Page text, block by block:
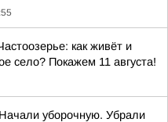
как живёт и
село? Покажем 11 августа!
уборочную. Убрали